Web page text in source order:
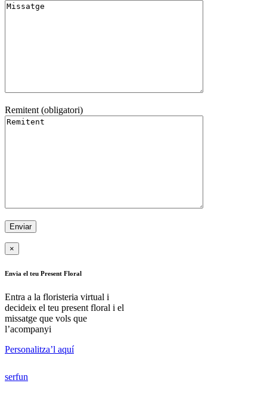
Remitent (obligatori)
×
Envia el teu Present Floral
Entra a la floristeria virtual i
decideix el teu present floral i el
missatge que vols que
l’acompanyi
Personalitza’l aquí
serfun